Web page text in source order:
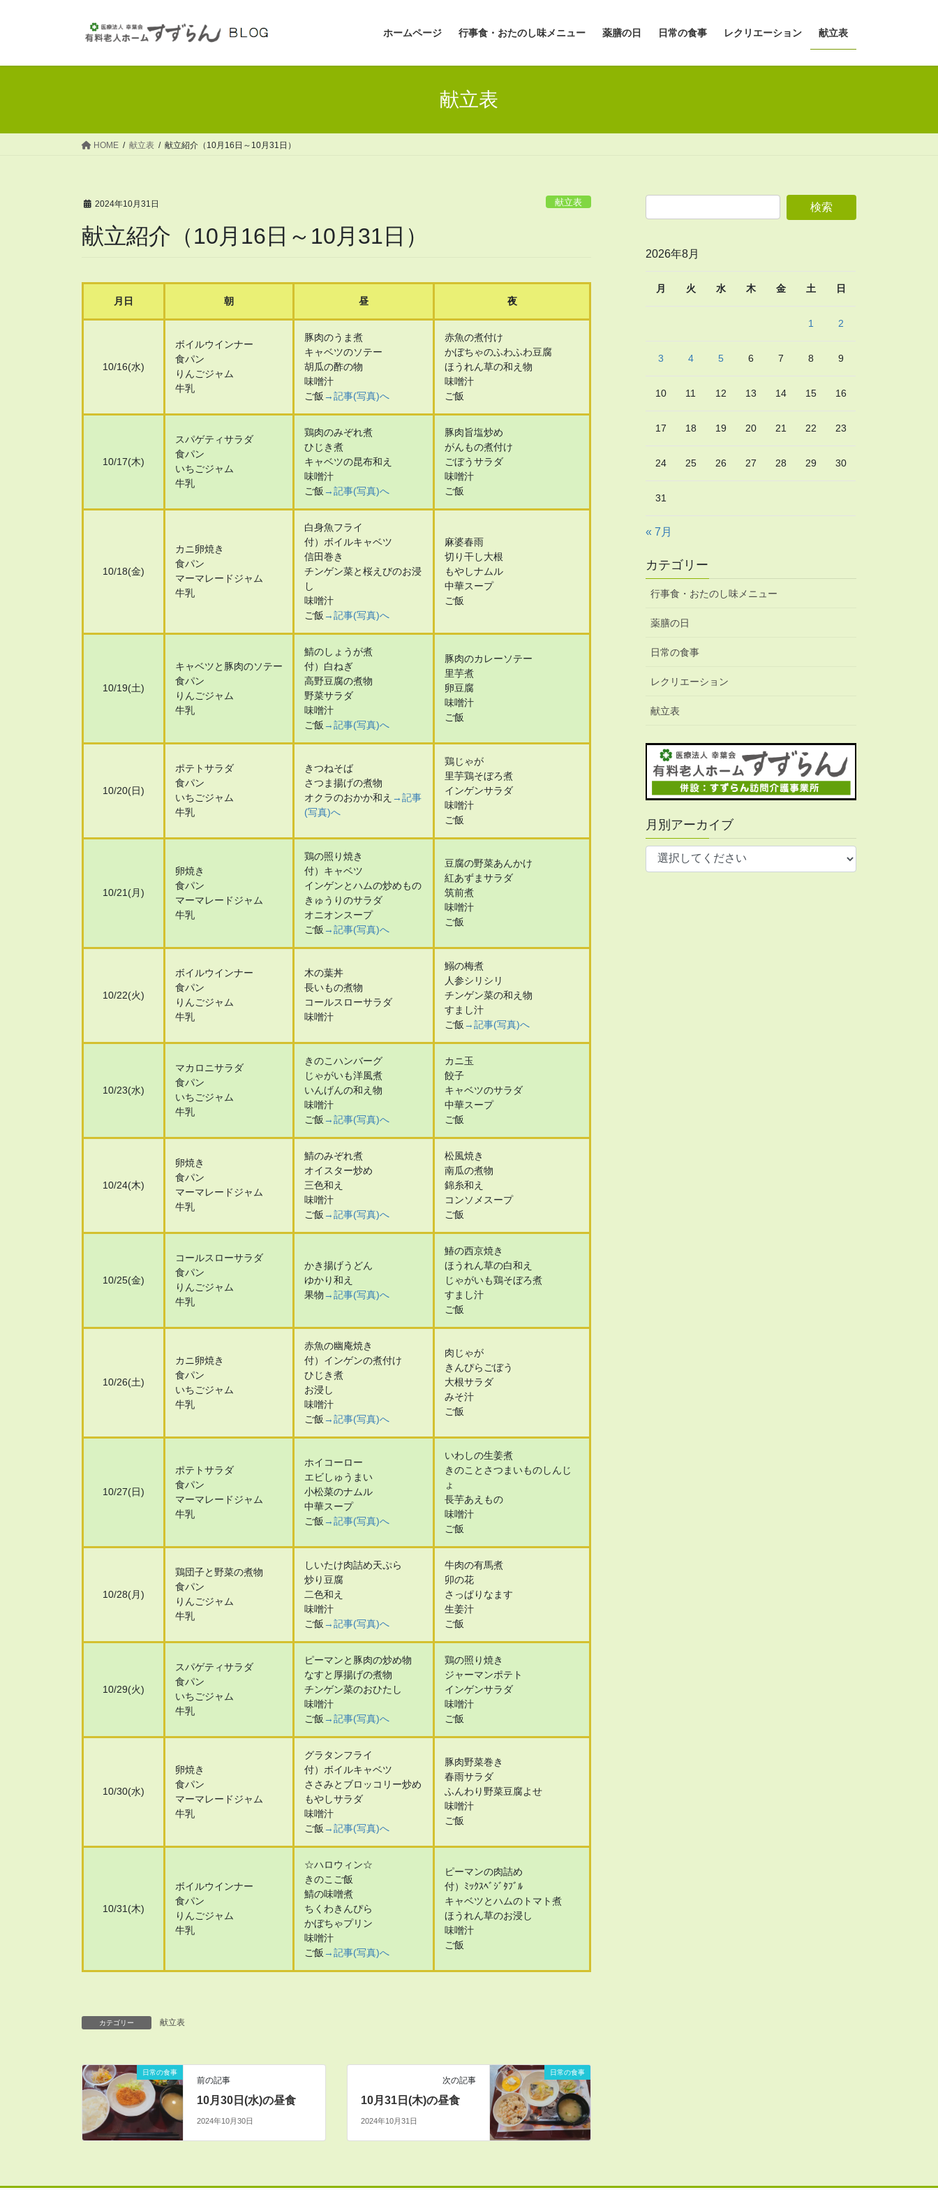
ホームページ 行事食・おたのし味メニュー 薬膳の日 日常の食事 レクリエーション 献立表
献立表
HOME 献立表 献立紹介（10月16日～10月31日）
2024年10月31日 献立表
献立紹介（10月16日～10月31日）
月日 朝 昼 夜
10/16(水)
ボイルウインナー
食パン
りんごジャム
牛乳
豚肉のうま煮
キャベツのソテー
胡瓜の酢の物
味噌汁
ご飯→記事(写真)へ
赤魚の煮付け
かぼちゃのふわふわ豆腐
ほうれん草の和え物
味噌汁
ご飯
10/17(木)
スパゲティサラダ
食パン
いちごジャム
牛乳
鶏肉のみぞれ煮
ひじき煮
キャベツの昆布和え
味噌汁
ご飯→記事(写真)へ
豚肉旨塩炒め
がんもの煮付け
ごぼうサラダ
味噌汁
ご飯
10/18(金)
カニ卵焼き
食パン
マーマレードジャム
牛乳
白身魚フライ
付）ボイルキャベツ
信田巻き
チンゲン菜と桜えびのお浸
し
味噌汁
ご飯→記事(写真)へ
麻婆春雨
切り干し大根
もやしナムル
中華スープ
ご飯
10/19(土)
キャベツと豚肉のソテー
食パン
りんごジャム
牛乳
鯖のしょうが煮
付）白ねぎ
高野豆腐の煮物
野菜サラダ
味噌汁
ご飯→記事(写真)へ
豚肉のカレーソテー
里芋煮
卵豆腐
味噌汁
ご飯
10/20(日)
ポテトサラダ
食パン
いちごジャム
牛乳
きつねそば
さつま揚げの煮物
オクラのおかか和え →記事
(写真)へ
鶏じゃが
里芋鶏そぼろ煮
インゲンサラダ
味噌汁
ご飯
10/21(月)
卵焼き
食パン
マーマレードジャム
牛乳
鶏の照り焼き
付）キャベツ
インゲンとハムの炒めもの
きゅうりのサラダ
オニオンスープ
ご飯→記事(写真)へ
豆腐の野菜あんかけ
紅あずまサラダ
筑前煮
味噌汁
ご飯
10/22(火)
ボイルウインナー
食パン
りんごジャム
牛乳
木の葉丼
長いもの煮物
コールスローサラダ
味噌汁
鰯の梅煮
人参シリシリ
チンゲン菜の和え物
すまし汁
ご飯→記事(写真)へ
10/23(水)
マカロニサラダ
食パン
いちごジャム
牛乳
きのこハンバーグ
じゃがいも洋風煮
いんげんの和え物
味噌汁
ご飯→記事(写真)へ
カニ玉
餃子
キャベツのサラダ
中華スープ
ご飯
10/24(木)
卵焼き
食パン
マーマレードジャム
牛乳
鯖のみぞれ煮
オイスター炒め
三色和え
味噌汁
ご飯→記事(写真)へ
松風焼き
南瓜の煮物
錦糸和え
コンソメスープ
ご飯
10/25(金)
コールスローサラダ
食パン
りんごジャム
牛乳
かき揚げうどん
ゆかり和え
果物→記事(写真)へ
鰆の西京焼き
ほうれん草の白和え
じゃがいも鶏そぼろ煮
すまし汁
ご飯
10/26(土)
カニ卵焼き
食パン
いちごジャム
牛乳
赤魚の幽庵焼き
付）インゲンの煮付け
ひじき煮
お浸し
味噌汁
ご飯→記事(写真)へ
肉じゃが
きんぴらごぼう
大根サラダ
みそ汁
ご飯
10/27(日)
ポテトサラダ
食パン
マーマレードジャム
牛乳
ホイコーロー
エビしゅうまい
小松菜のナムル
中華スープ
ご飯→記事(写真)へ
いわしの生姜煮
きのことさつまいものしんじ
ょ
長芋あえもの
味噌汁
ご飯
10/28(月)
鶏団子と野菜の煮物
食パン
りんごジャム
牛乳
しいたけ肉詰め天ぷら
炒り豆腐
二色和え
味噌汁
ご飯→記事(写真)へ
牛肉の有馬煮
卯の花
さっぱりなます
生姜汁
ご飯
10/29(火)
スパゲティサラダ
食パン
いちごジャム
牛乳
ピーマンと豚肉の炒め物
なすと厚揚げの煮物
チンゲン菜のおひたし
味噌汁
ご飯→記事(写真)へ
鶏の照り焼き
ジャーマンポテト
インゲンサラダ
味噌汁
ご飯
10/30(水)
卵焼き
食パン
マーマレードジャム
牛乳
グラタンフライ
付）ボイルキャベツ
ささみとブロッコリー炒め
もやしサラダ
味噌汁
ご飯→記事(写真)へ
豚肉野菜巻き
春雨サラダ
ふんわり野菜豆腐よせ
味噌汁
ご飯
10/31(木)
ボイルウインナー
食パン
りんごジャム
牛乳
☆ハロウィン☆
きのこご飯
鯖の味噌煮
ちくわきんぴら
かぼちゃプリン
味噌汁
ご飯→記事(写真)へ
ピーマンの肉詰め
付）ﾐｯｸｽﾍﾞｼﾞﾀﾌﾞﾙ
キャベツとハムのトマト煮
ほうれん草のお浸し
味噌汁
ご飯
カテゴリー 献立表
日常の食事
前の記事
10月30日(水)の昼食
2024年10月30日
日常の食事
次の記事
10月31日(木)の昼食
2024年10月31日
2026年8月
月 火 水 木 金 土 日
1 2
3 4 5 6 7 8 9
10 11 12 13 14 15 16
17 18 19 20 21 22 23
24 25 26 27 28 29 30
31
« 7月
カテゴリー
行事食・おたのし味メニュー
薬膳の日
日常の食事
レクリエーション
献立表
月別アーカイブ